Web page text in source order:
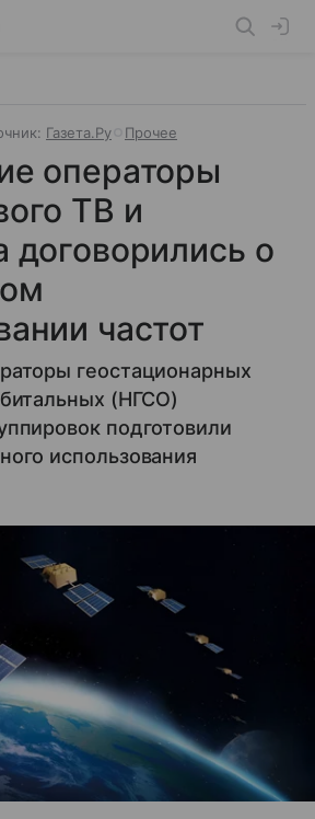
Газета.Ру Прочее
операторы
ТВ и
договорились о
частот
геостационарных
(НГСО)
подготовили
использования